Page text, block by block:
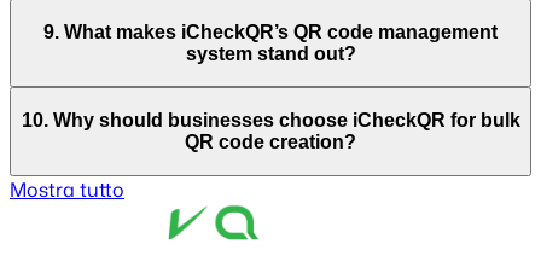
9. What makes iCheckQR’s QR code management
system stand out?
10. Why should businesses choose iCheckQR for bulk
QR code creation?
Mostra tutto